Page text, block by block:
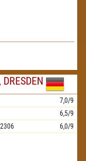
7,0/9
6,5/9
2306 6,0/9